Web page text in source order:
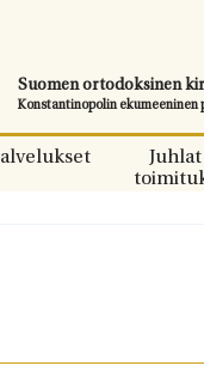
Suomen ortodoksinen
Konstantinopolin